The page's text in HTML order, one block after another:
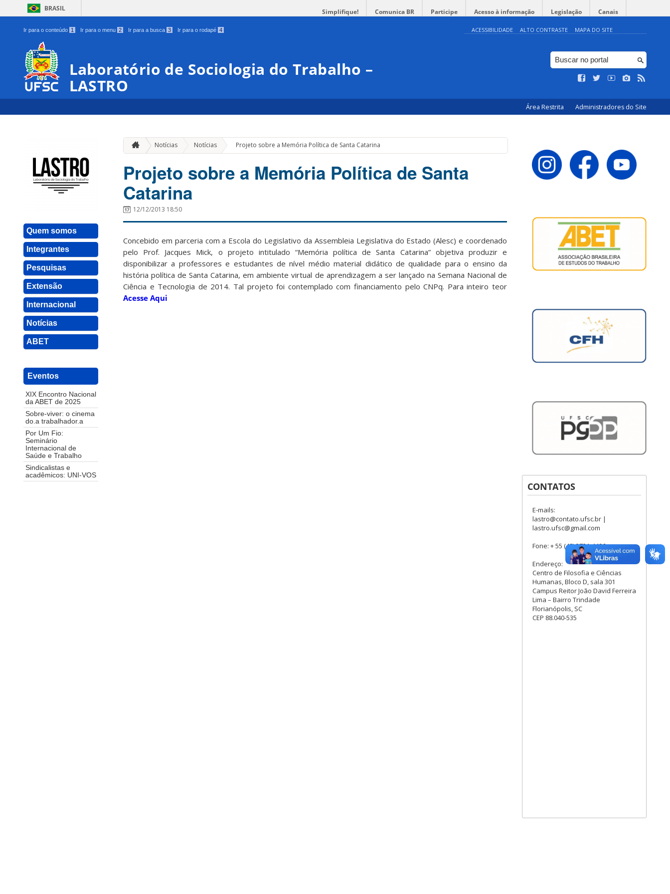
BRASIL Simplifique! Comunica BR Participe Acesso à informação Legislação Canais
Ir para o conteúdo 1 Ir para o menu 2 Ir para a busca 3 Ir para o rodapé 4 ACESSIBILIDADE ALTO CONTRASTE MAPA DO SITE
Laboratório de Sociologia do Trabalho –
LASTRO
Área Restrita Administradores do Site
Quem somos
Integrantes
Pesquisas
Extensão
Internacional
Notícias
ABET
Eventos
XIX Encontro Nacional
da ABET de 2025
Sobre-viver: o cinema
do.a trabalhador.a
Por Um Fio:
Seminário
Internacional de
Saúde e Trabalho
Sindicalistas e
acadêmicos: UNI-VOS
Notícias Notícias » Projeto sobre a Memória Política de Santa Catarina
Projeto sobre a Memória Política de Santa
Catarina
12/12/2013 18:50
Concebido em parceria com a Escola do Legislativo da Assembleia Legislativa do Estado (Alesc) e coordenado
pelo Prof. Jacques Mick, o projeto intitulado “Memória política de Santa Catarina” objetiva produzir e
disponibilizar a professores e estudantes de nível médio material didático de qualidade para o ensino da
história política de Santa Catarina, em ambiente virtual de aprendizagem a ser lançado na Semana Nacional de
Ciência e Tecnologia de 2014. Tal projeto foi contemplado com financiamento pelo CNPq. Para inteiro teor
Acesse Aqui
CONTATOS
E-mails:
lastro@contato.ufsc.br |
lastro.ufsc@gmail.com
Fone: + 55 (48) 3721-4496
Endereço:
Centro de Filosofia e Ciências
Humanas, Bloco D, sala 301
Campus Reitor João David Ferreira
Lima – Bairro Trindade
Florianópolis, SC
CEP 88.040-535